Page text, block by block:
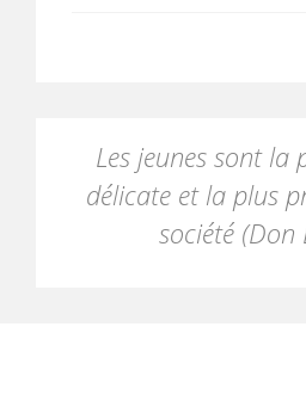
Les jeunes sont la
délicate et la plus
société (Don